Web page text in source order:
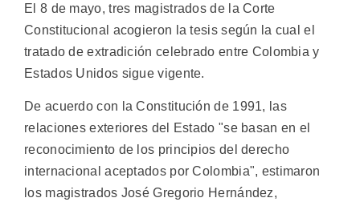
El 8 de mayo, tres magistrados de la Corte
Constitucional acogieron la tesis según la cual el
tratado de extradición celebrado entre Colombia y
Estados Unidos sigue vigente.
De acuerdo con la Constitución de 1991, las
relaciones exteriores del Estado "se basan en el
reconocimiento de los principios del derecho
internacional aceptados por Colombia", estimaron
los magistrados José Gregorio Hernández,